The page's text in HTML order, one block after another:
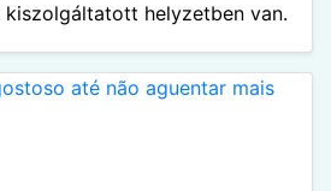
kiszolgáltatott helyzetben van.